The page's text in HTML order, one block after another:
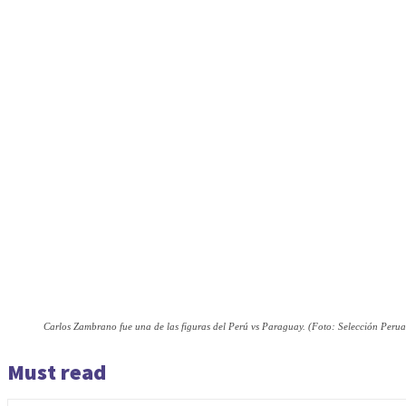
Carlos Zambrano fue una de las figuras del Perú vs Paraguay. (Foto: Selección
Must read